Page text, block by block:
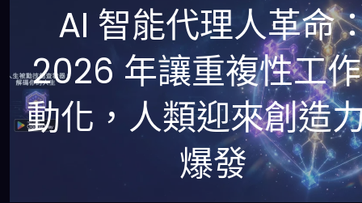
AI 智能代理人革命
2026 年讓重複性工
動化，人類迎來創造
爆發